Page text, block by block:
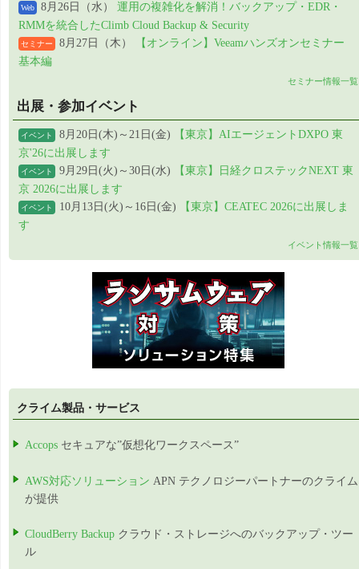
Web 8月26日（水） 運用の複雑化を解消！バックアップ・EDR・
RMMを統合したClimb Cloud Backup & Security
セミナー 8月27日（木）
【オンライン】Veeamハンズオンセミナー
基本編
セミナー情報一覧
出展・参加イベント
イベント 8月20日(木)～21日(金)
【東京】AIエージェントDXPO 東
京'26に出展します
イベント 9月29日(火)～30日(水)
【東京】日経クロステックNEXT 東
京 2026に出展します
イベント 10月13日(火)～16日(金)
【東京】CEATEC 2026に出展しま
す
イベント情報一覧
クライム製品・サービス
Accops セキュアな”仮想化ワークスペース”
AWS対応ソリューション APN テクノロジーパートナーのクライム
が提供
CloudBerry Backup クラウド・ストレージへのバックアップ・ツー
ル